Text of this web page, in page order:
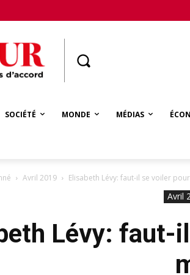
SOCIÉTÉ MONDE MÉDIAS
Avril 2019 Elisabeth Lévy: faut-il se voiler
Avril
Lévy: faut-